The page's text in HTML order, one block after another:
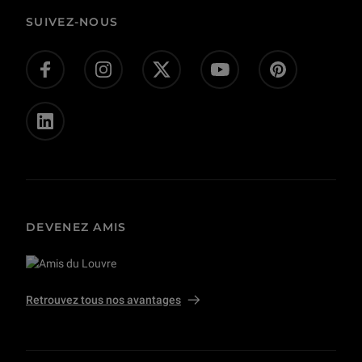
Actes administratifs
Presse
Donnez-nous votre avis !
Offres d’emploi - concours
Privatisations et tournages
SUIVEZ-NOUS
DEVENEZ AMIS
Retrouvez tous nos avantages